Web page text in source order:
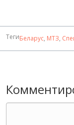
ТегиБеларус, МТЗ,